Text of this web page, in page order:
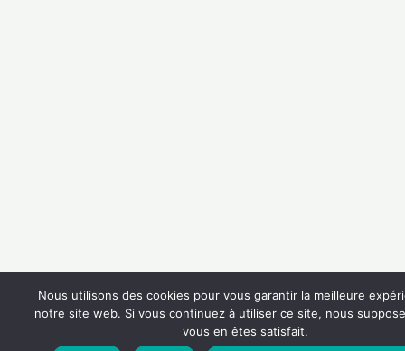
Nous utilisons des cookies pour vous garantir la meilleure
notre site web. Si vous continuez à utiliser ce site, nous
vous en êtes satisfait.